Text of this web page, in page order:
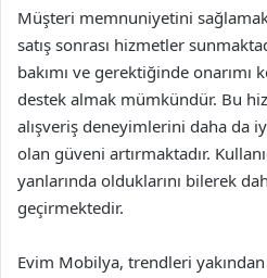
Müşteri memnuniyetini
satış sonrası hizmetler
bakımı ve gerektiğinde
destek almak mümkündür. Bu
alışveriş deneyimlerini daha da
olan güveni artırmaktadır.
yanlarında olduklarını bilerek
geçirmektedir.
Evim Mobilya, trendleri